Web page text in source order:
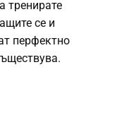
тренирате
се и
перфектно